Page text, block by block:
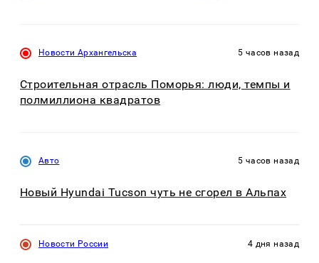
Новости Архангельска 5 часов назад
Строительная отрасль Поморья: люди, темпы и
полмиллиона квадратов
Авто 5 часов назад
Новый Hyundai Tucson чуть не сгорел в Альпах
Новости России 4 дня назад